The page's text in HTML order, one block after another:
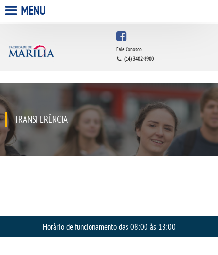
QUEM SOMOS
MENU
Fale Conosco
(14) 3402-8900
TRANSFERÊNCIA
Horário de funcionamento das 08:00 às 18:00